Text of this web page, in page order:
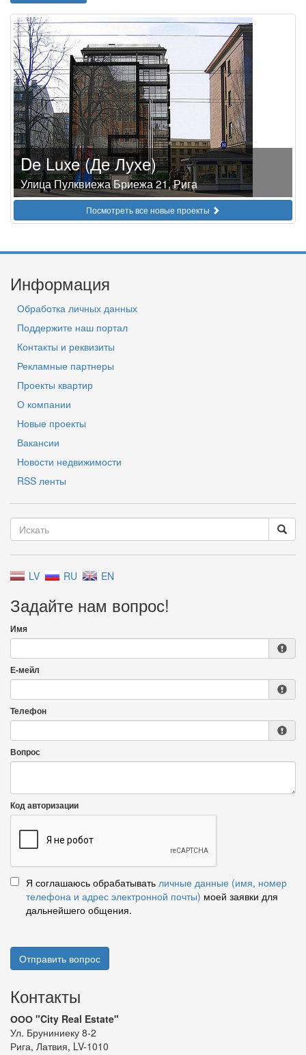
De Luxe (Де Лухе)
Улица Пулквиежа Бриежа 21, Рига
Посмотреть все новые проекты
Информация
Обработка личных данных
Поддержите наш портал
Контакты и реквизиты
Рекламные партнеры
Проекты квартир
О компании
Новые проекты
Вакансии
Новости недвижимости
RSS ленты
LV RU EN
Задайте нам вопрос!
Имя
Е-мейл
Телефон
Вопрос
Код авторизации
Я соглашаюсь обрабатывать личные данные (имя, номер
телефона и адрес электронной почты) моей заявки для
дальнейшего общения.
Отправить вопрос
Контакты
ООО "City Real Estate"
Ул. Бруниниеку 8-2
Рига, Латвия, LV-1010